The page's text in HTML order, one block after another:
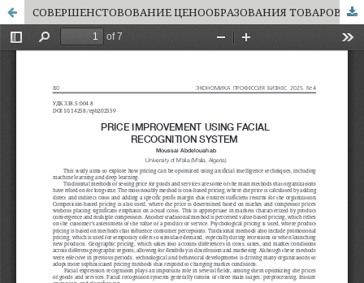
СОВЕРШЕНСТОВОВАНИЕ ЦЕНООБРАЗОВАНИЯ ТОВАРОВ И УСЛУГ С ПОМОЩЬЮ РАСПОЗНАВАНИЯ ЛИЦ